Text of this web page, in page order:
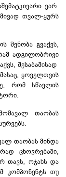
ვარ.
თვალ-ყურს
შენობა გვაქვს,
ადგილობრივი
შესაბამისად
ყოველთვის
რომ სწავლის
თაობას
თაობას მინდა
ცხოვრებაში,
თავს, ოჯახს და
კომპონენტს თუ